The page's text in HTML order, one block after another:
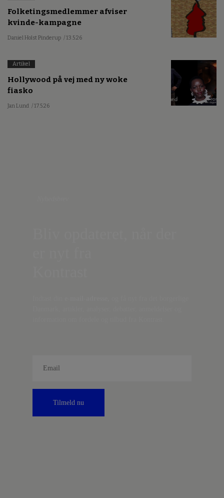
Folketingsmedlemmer afviser
kvinde-kampagne
Daniel Holst Pinderup / 13.5.26
Artikel
Hollywood på vej med ny woke
fiasko
Jan Lund / 17.5.26
Tilmeld nu